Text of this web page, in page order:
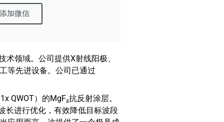
加微信
领域。公司提供X射线阳极、
等先进设备。公司已通过
QWOT）的MgF₂抗反射涂层。
长进行优化，有效降低目标波段